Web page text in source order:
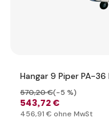
Hangar 9 Piper PA-36
543,72 €
570,20 €(-5 %)
456,91 € ohne MwSt